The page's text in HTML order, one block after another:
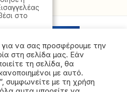
για να σας προσφέρουμε την
στη σελίδα μας. Εάν
τη σελίδα, θα
με αυτό.
συμφωνείτε με τη χρήση
στο
Άμεσα θα
τα
του
θα βγουν